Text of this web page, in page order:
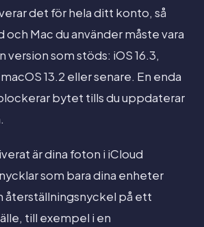
det för hela ditt konto, så
och Mac du använder måste vara
som stöds: iOS 16.3,
13.2 eller senare. En enda
bytet tills du uppdaterar
är dina foton i iCloud
som bara dina enheter
återställningsnyckel på ett
till exempel i en